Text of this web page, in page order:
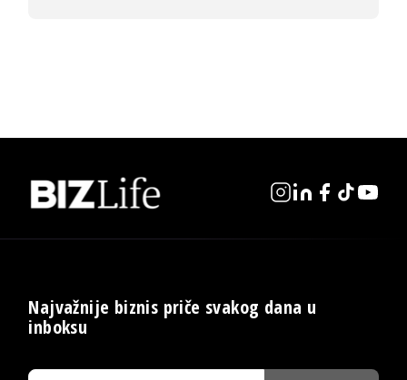
Najvažnije biznis priče svakog dana u
inboksu